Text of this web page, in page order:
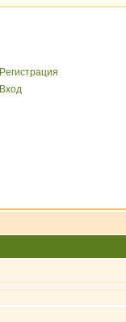
Peгиcтрaция
Вхoд